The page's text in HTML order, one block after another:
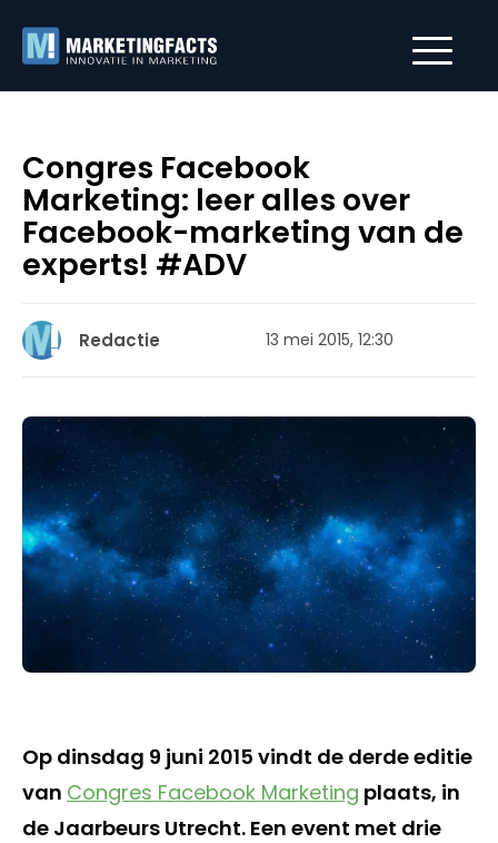
Congres Facebook
Marketing: leer alles over
Facebook-marketing van de
experts! #ADV
Redactie 13 mei 2015, 12:30
Op dinsdag 9 juni 2015 vindt de derde editie
van Congres Facebook Marketing plaats, in
de Jaarbeurs Utrecht. Een event met drie